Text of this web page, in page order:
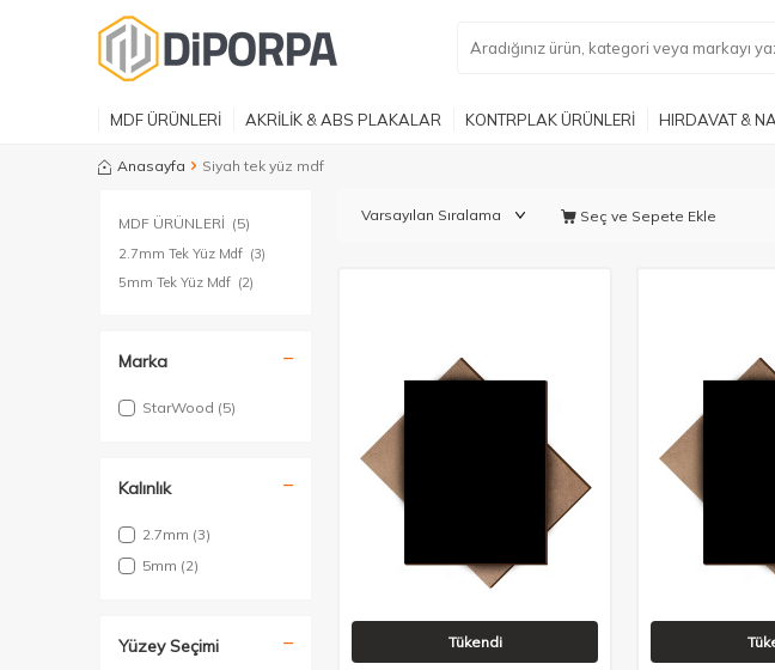
MDF ÜRÜNLERİ AKRİLİK & ABS PLAKALAR KONTRPLAK ÜRÜNLERİ HIRDAVAT &
Anasayfa Siyah tek yüz mdf
MDF ÜRÜNLERİ (5)
2.7mm Tek Yüz Mdf (3)
5mm Tek Yüz Mdf (2)
Marka
StarWood (5)
Kalınlık
2.7mm (3)
5mm (2)
Yüzey Seçimi
Seç ve Sepete Ekle
Tükendi